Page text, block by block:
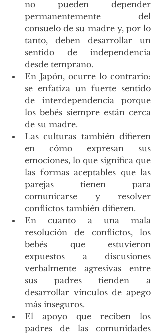
no pueden depender
permanentemente del
consuelo de su madre y, por lo
tanto, deben desarrollar un
sentido de independencia
desde temprano.
En Japón, ocurre lo contrario:
se enfatiza un fuerte sentido
de interdependencia porque
los bebés siempre están cerca
de su madre.
Las culturas también difieren
en cómo expresan sus
emociones, lo que significa que
las formas aceptables que las
parejas tienen para
comunicarse y resolver
conflictos también difieren.
En cuanto a una mala
resolución de conflictos, los
bebés que estuvieron
expuestos a discusiones
verbalmente agresivas entre
sus padres tienden a
desarrollar vínculos de apego
más inseguros.
El apoyo que reciben los
padres de las comunidades